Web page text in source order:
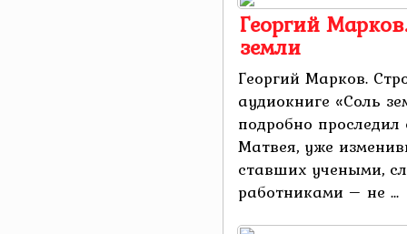
Георгий
земли
Георгий Марков.
аудиокниге «Соль
подробно
Матвея, уже
ставших учеными,
работниками – не ...